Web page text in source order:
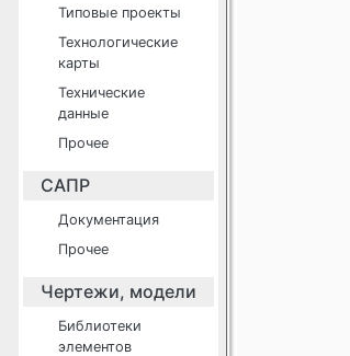
Типовые проекты
Технологические
карты
Технические
данные
Прочее
САПР
Документация
Прочее
Чертежи, модели
Библиотеки
элементов